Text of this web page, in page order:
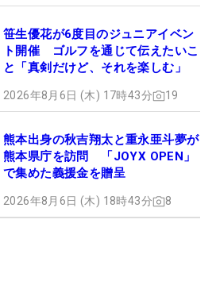
笹生優花が6度目のジュニアイベン
ト開催 ゴルフを通じて伝えたいこ
と「真剣だけど、それを楽しむ」
2026年8月6日 (木) 17時43分 19
熊本出身の秋吉翔太と重永亜斗夢が
熊本県庁を訪問 「JOYX OPEN」
で集めた義援金を贈呈
2026年8月6日 (木) 18時43分 8